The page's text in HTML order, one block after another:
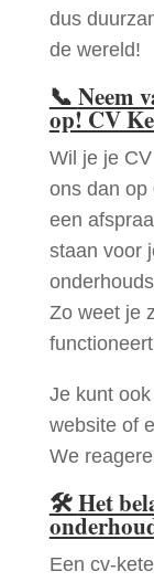
dus
de wereld!
📞 Neem
op! CV
Wil je je
ons dan op
een
staan voor
Zo weet je
Je kunt
website of
We
🛠Het
Een cv-